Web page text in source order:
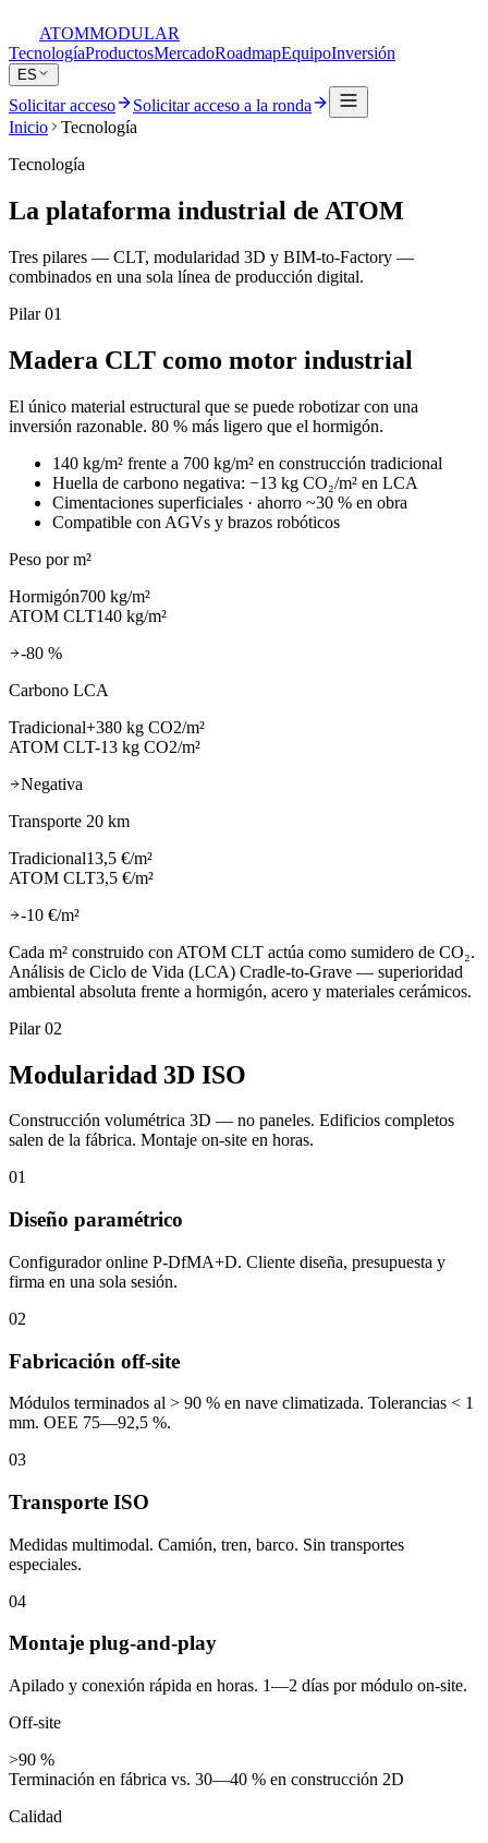
ATOMMODULAR
TecnologíaProductosMercadoRoadmapEquipoInversión
ES
Solicitar acceso
Solicitar acceso a la ronda
Inicio
Tecnología
Tecnología
La plataforma industrial de ATOM
Tres pilares — CLT, modularidad 3D y BIM-to-Factory —
combinados en una sola línea de producción digital.
Pilar 01
Madera CLT como motor industrial
El único material estructural que se puede robotizar con una
inversión razonable. 80 % más ligero que el hormigón.
140 kg/m² frente a 700 kg/m² en construcción tradicional
Huella de carbono negativa: −13 kg CO₂/m² en LCA
Cimentaciones superficiales · ahorro ~30 % en obra
Compatible con AGVs y brazos robóticos
Peso por m²
Hormigón700 kg/m²
ATOM CLT140 kg/m²
-80 %
Carbono LCA
Tradicional+380 kg CO2/m²
ATOM CLT-13 kg CO2/m²
Negativa
Transporte 20 km
Tradicional13,5 €/m²
ATOM CLT3,5 €/m²
-10 €/m²
Cada m² construido con ATOM CLT actúa como sumidero de CO₂.
Análisis de Ciclo de Vida (LCA) Cradle-to-Grave — superioridad
ambiental absoluta frente a hormigón, acero y materiales cerámicos.
Pilar 02
Modularidad 3D ISO
Construcción volumétrica 3D — no paneles. Edificios completos
salen de la fábrica. Montaje on-site en horas.
01
Diseño paramétrico
Configurador online P-DfMA+D. Cliente diseña, presupuesta y
firma en una sola sesión.
02
Fabricación off-site
Módulos terminados al > 90 % en nave climatizada. Tolerancias < 1
mm. OEE 75—92,5 %.
03
Transporte ISO
Medidas multimodal. Camión, tren, barco. Sin transportes
especiales.
04
Montaje plug-and-play
Apilado y conexión rápida en horas. 1—2 días por módulo on-site.
Off-site
>90 %
Terminación en fábrica vs. 30—40 % en construcción 2D
Calidad